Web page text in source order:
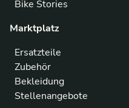
Bike Stories
Marktplatz
Ersatzteile
Zubehör
Bekleidung
Stellenangebote